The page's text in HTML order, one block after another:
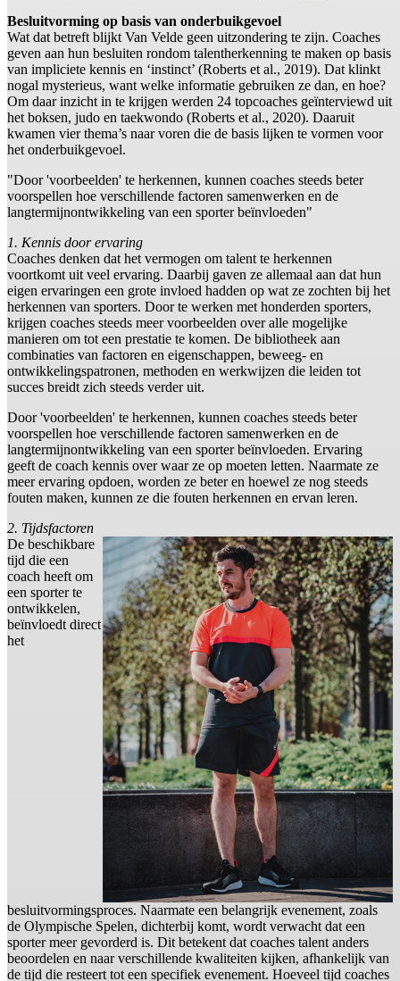
Besluitvorming op basis van onderbuikgevoel
Wat dat betreft blijkt Van Velde geen uitzondering te zijn. Coaches
geven aan hun besluiten rondom talentherkenning te maken op basis
van impliciete kennis en ‘instinct’ (Roberts et al., 2019). Dat klinkt
nogal mysterieus, want welke informatie gebruiken ze dan, en hoe?
Om daar inzicht in te krijgen werden 24 topcoaches geïnterviewd uit
het boksen, judo en taekwondo (Roberts et al., 2020). Daaruit
kwamen vier thema’s naar voren die de basis lijken te vormen voor
het onderbuikgevoel.
"Door 'voorbeelden' te herkennen, kunnen coaches steeds beter
voorspellen hoe verschillende factoren samenwerken en de
langtermijnontwikkeling van een sporter beïnvloeden"
1. Kennis door ervaring
Coaches denken dat het vermogen om talent te herkennen
voortkomt uit veel ervaring. Daarbij gaven ze allemaal aan dat hun
eigen ervaringen een grote invloed hadden op wat ze zochten bij het
herkennen van sporters. Door te werken met honderden sporters,
krijgen coaches steeds meer voorbeelden over alle mogelijke
manieren om tot een prestatie te komen. De bibliotheek aan
combinaties van factoren en eigenschappen, beweeg- en
ontwikkelingspatronen, methoden en werkwijzen die leiden tot
succes breidt zich steeds verder uit.
Door 'voorbeelden' te herkennen, kunnen coaches steeds beter
voorspellen hoe verschillende factoren samenwerken en de
langtermijnontwikkeling van een sporter beïnvloeden. Ervaring
geeft de coach kennis over waar ze op moeten letten. Naarmate ze
meer ervaring opdoen, worden ze beter en hoewel ze nog steeds
fouten maken, kunnen ze die fouten herkennen en ervan leren.
2. Tijdsfactoren
De beschikbare
tijd die een
coach heeft om
een sporter te
ontwikkelen,
beïnvloedt direct
het
besluitvormingsproces. Naarmate een belangrijk evenement, zoals
de Olympische Spelen, dichterbij komt, wordt verwacht dat een
sporter meer gevorderd is. Dit betekent dat coaches talent anders
beoordelen en naar verschillende kwaliteiten kijken, afhankelijk van
de tijd die resteert tot een specifiek evenement. Hoeveel tijd coaches